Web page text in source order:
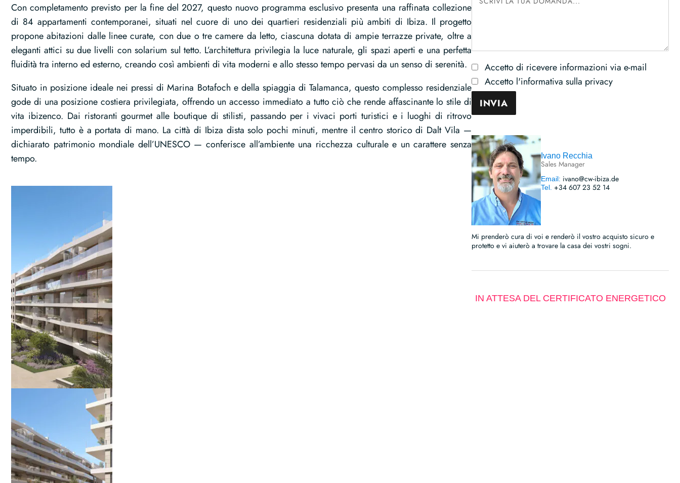
Con completamento previsto per la fine del 2027, questo nuovo programma esclusivo presenta una raffinata collezione
di 84 appartamenti contemporanei, situati nel cuore di uno dei quartieri residenziali più ambiti di Ibiza. Il progetto
propone abitazioni dalle linee curate, con due o tre camere da letto, ciascuna dotata di ampie terrazze private, oltre a
eleganti attici su due livelli con solarium sul tetto. L’architettura privilegia la luce naturale, gli spazi aperti e una perfetta
fluidità tra interno ed esterno, creando così ambienti di vita moderni e allo stesso tempo pervasi da un senso di serenità.
Situato in posizione ideale nei pressi di Marina Botafoch e della spiaggia di Talamanca, questo complesso residenziale
gode di una posizione costiera privilegiata, offrendo un accesso immediato a tutto ciò che rende affascinante lo stile di
vita ibizenco. Dai ristoranti gourmet alle boutique di stilisti, passando per i vivaci porti turistici e i luoghi di ritrovo
imperdibili, tutto è a portata di mano. La città di Ibiza dista solo pochi minuti, mentre il centro storico di Dalt Vila —
dichiarato patrimonio mondiale dell’UNESCO — conferisce all’ambiente una ricchezza culturale e un carattere senza
tempo.
Accetto di ricevere informazioni via e-mail
Accetto l'informativa sulla privacy
Ivano Recchia
Sales Manager
Email: ivano@cw-ibiza.de
Tel. +34 607 23 52 14
Mi prenderò cura di voi e renderò il vostro acquisto sicuro e
protetto e vi aiuterò a trovare la casa dei vostri sogni.
IN ATTESA DEL CERTIFICATO ENERGETICO